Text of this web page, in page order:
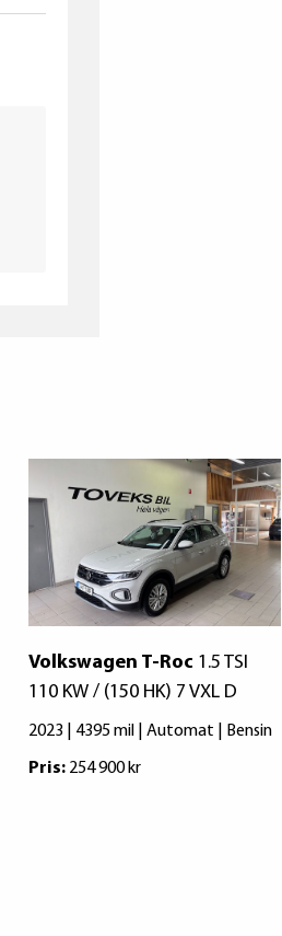
Volkswagen T-Roc 1.5 TSI
110 KW / (150 HK) 7 VXL D
2023 | 4395 mil | Automat | Bensin
Pris:254 900 kr